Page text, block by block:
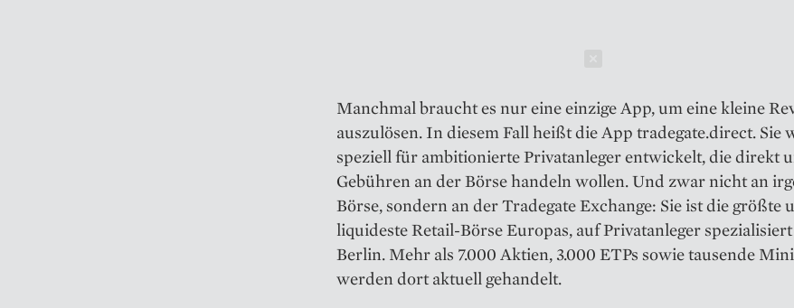
Manchmal braucht es nur eine einzige App, um eine kleine
auszulösen. In diesem Fall heißt die App tradegate.direct. Sie
speziell für ambitionierte Privatanleger entwickelt, die direkt
Gebühren an der Börse handeln wollen. Und zwar nicht an
Börse, sondern an der Tradegate Exchange: Sie ist die größte
liquideste Retail-Börse Europas, auf Privatanleger
Berlin. Mehr als 7.000 Aktien, 3.000 ETPs sowie tausende
werden dort aktuell gehandelt.